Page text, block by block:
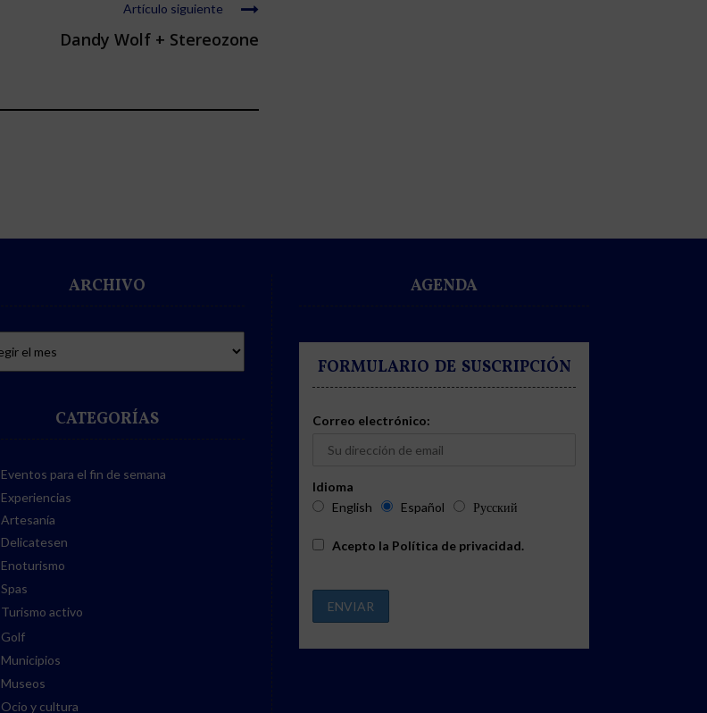
Artículo siguiente
Dandy Wolf + Stereozone
ARCHIVO
CATEGORÍAS
Eventos para el fin de semana
Experiencias
Artesanía
Delicatesen
Enoturismo
Spas
Turismo activo
Golf
Municipios
Museos
Ocio y cultura
AGENDA
FORMULARIO DE SUSCRIPCIÓN
Correo electrónico:
Idioma
English
Español Русский
Acepto la Política de privacidad.